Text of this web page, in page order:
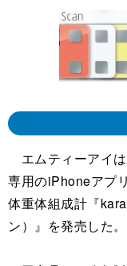
エムティーアイ
専用のiPhoneアプ
体重体組成計『
ン）』を発売した。